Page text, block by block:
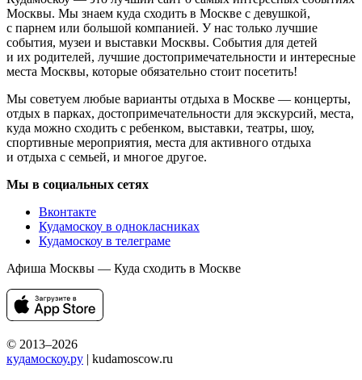
Москвы. Мы знаем куда сходить в Москве с девушкой,
с парнем или большой компанией. У нас только лучшие
события, музеи и выставки Москвы. События для детей
и их родителей, лучшие достопримечательности и интересные
места Москвы, которые обязательно стоит посетить!
Мы советуем любые варианты отдыха в Москве — концерты,
отдых в парках, достопримечательности для экскурсий, места,
куда можно сходить с ребенком, выставки, театры, шоу,
спортивные мероприятия, места для активного отдыха
и отдыха с семьей, и многое другое.
Мы в социальных сетях
Вконтакте
Кудамоскоу в однокласниках
Кудамоскоу в телеграме
Афиша Москвы — Куда сходить в Москве
© 2013–2026
кудамоскоу.ру | kudamoscow.ru